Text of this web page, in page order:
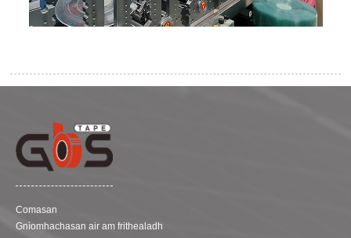
Comasan
Gnìomhachasan air am frithealadh